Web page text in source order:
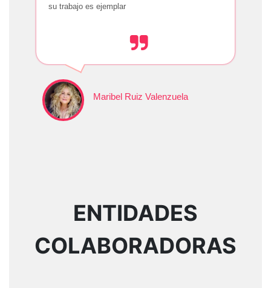
su trabajo es ejemplar
Maribel Ruiz Valenzuela
ENTIDADES
COLABORADORAS